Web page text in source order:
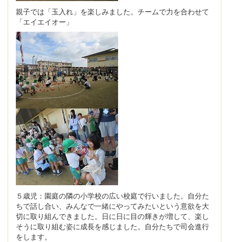
親子では「玉入れ」を楽しみました。チームで力を合わせて
「エイエイオー」
５歳児：園庭の隣の小学校の広い校庭で行いました。自分た
ちで話し合い、みんなで一緒にやってみたいという意欲を大
切に取り組んできました。日に日に目の輝きが増して、楽し
そうに取り組む姿に成長を感じました。自分たちで司会進行
をします。